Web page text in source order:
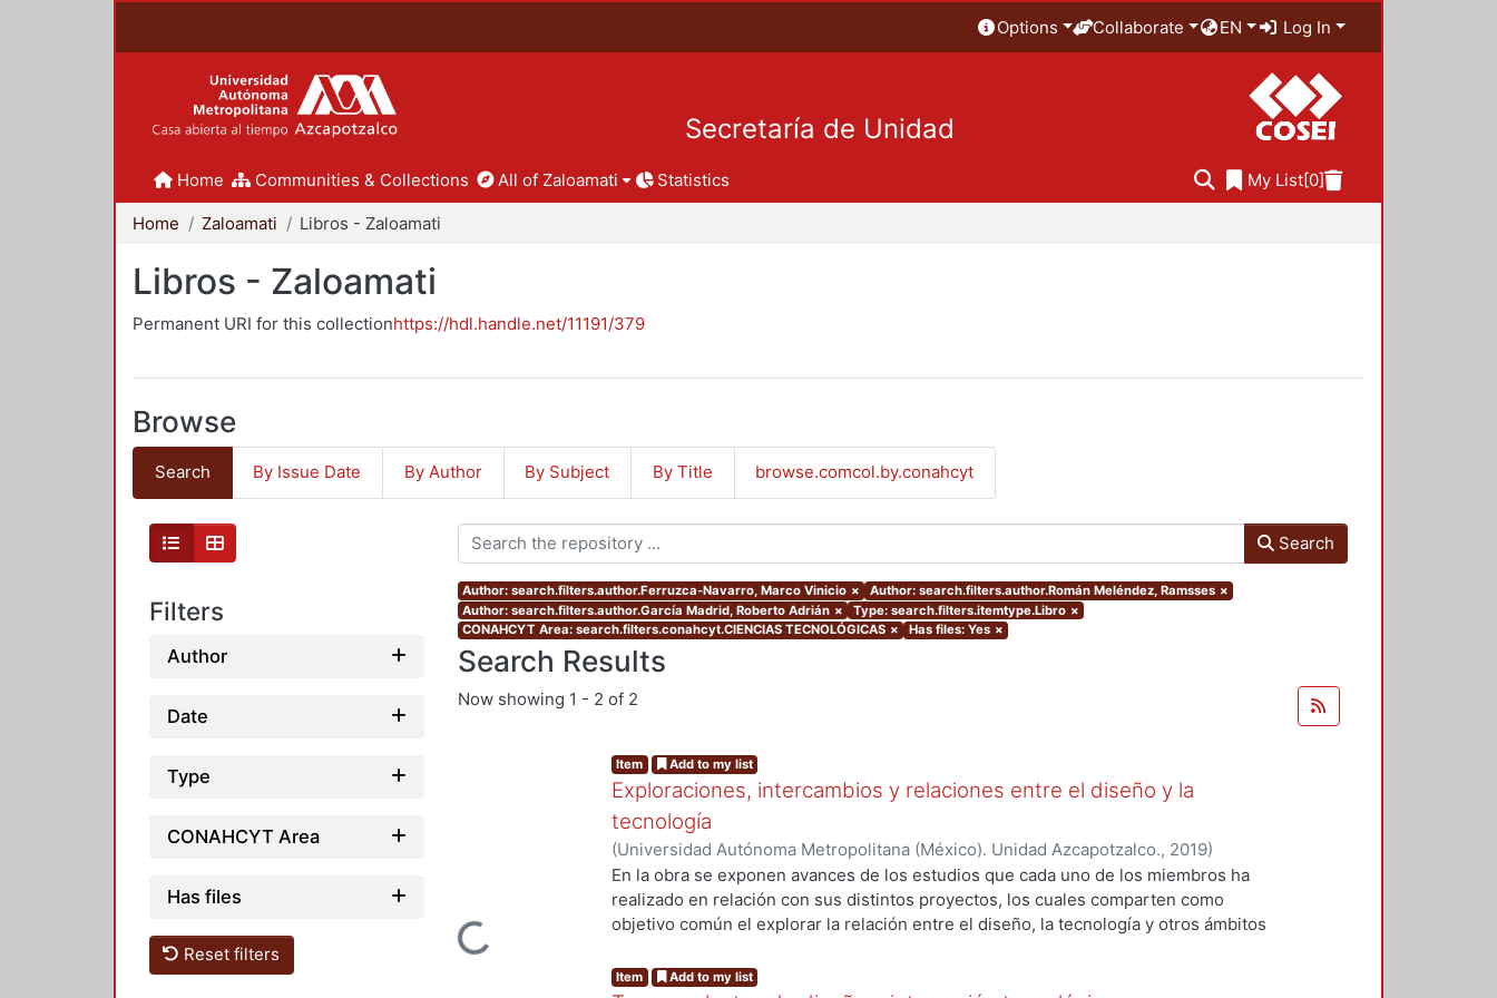
Options Collaborate EN Log In
Secretaría de Unidad
Home Communities & Collections All of Zaloamati Statistics My List[0]
Home Zaloamati Libros - Zaloamati
Libros - Zaloamati
Permanent URI for this collectionhttps://hdl.handle.net/11191/379
Browse
Search By Issue Date By Author By Subject By Title browse.comcol.by.conahcyt
Filters
Author
Date
Type
CONAHCYT Area
Has files
Reset filters
Search
Author: search.filters.author.Ferruzca-Navarro, Marco Vinicio × Author: search.filters.author.Román Meléndez, Ramsses ×
Author: search.filters.author.García Madrid, Roberto Adrián × Type: search.filters.itemtype.Libro ×
CONAHCYT Area: search.filters.conahcyt.CIENCIAS TECNOLÓGICAS × Has files: Yes ×
Search Results
Now showing 1 - 2 of 2
Loading...
Item Add to my list
Exploraciones, intercambios y relaciones entre el diseño y la
tecnología
(Universidad Autónoma Metropolitana (México). Unidad Azcapotzalco., 2019)
Ferruzca-Navarro, Marco Vinicio;García Madrid, Roberto Adrián;López-Martínez,
Roberto E.;Murillo Islas, Ivonne;Román Meléndez, Ramsses ;Sainz, Itzel;Zizumbo
Alamilla, Alda María
En la obra se exponen avances de los estudios que cada uno de los miembros ha
realizado en relación con sus distintos proyectos, los cuales comparten como
objetivo común el explorar la relación entre el diseño, la tecnología y otros ámbitos
de éstos en la interacción social y productiva. Cada uno de los capítulos, por tanto,
Item Add to my list